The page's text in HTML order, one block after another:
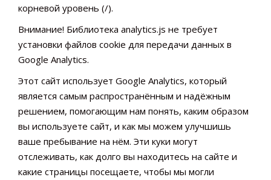
корневой уровень (/).
Внимание! Библиотека analytics.js не требует
установки файлов cookie для передачи данных в
Google Analytics.
Этот сайт использует Google Analytics, который
является самым распространённым и надёжным
решением, помогающим нам понять, каким образом
вы используете сайт, и как мы можем улучшишь
ваше пребывание на нём. Эти куки могут
отслеживать, как долго вы находитесь на сайте и
какие страницы посещаете, чтобы мы могли